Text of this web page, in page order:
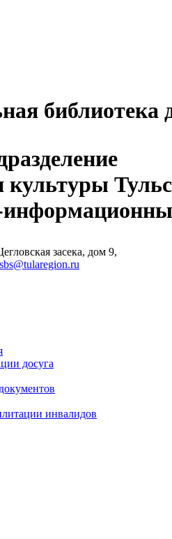
библиотека
культуры
засека, дом 9,
досуга
инвалидов